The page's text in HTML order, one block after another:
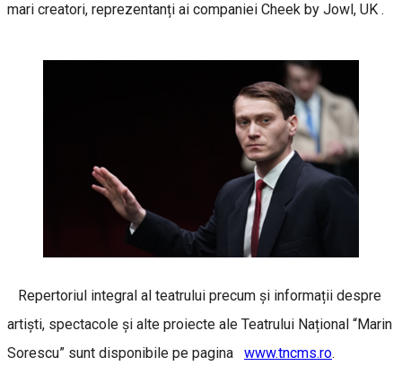
mari creatori, reprezentanți ai companiei Cheek by Jowl, UK .
Repertoriul integral al teatrului precum și informații despre
artiști, spectacole și alte proiecte ale Teatrului Național “Marin
Sorescu” sunt disponibile pe pagina www.tncms.ro.